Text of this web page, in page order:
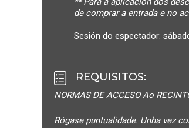
de comprar a entrada e no
Sesión do espectador:
REQUISITOS:
NORMAS DE ACCESO Ao
Rógase puntualidade. Unha vez